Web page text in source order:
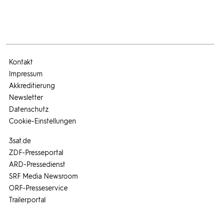
3sat.de
ZDF-Presseportal
ARD-Pressedienst
SRF Media Newsroom
ORF-Presseservice
Trailerportal
Kontakt
Impressum
Akkreditierung
Newsletter
Datenschutz
Cookie-Einstellungen